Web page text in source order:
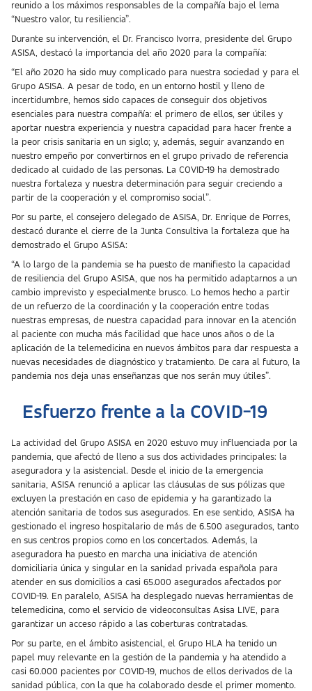
reunido a los máximos responsables de la compañía bajo el lema
“Nuestro valor, tu resiliencia”.
Durante su intervención, el Dr. Francisco Ivorra, presidente del Grupo
ASISA, destacó la importancia del año 2020 para la compañía:
“El año 2020 ha sido muy complicado para nuestra sociedad y para el
Grupo ASISA. A pesar de todo, en un entorno hostil y lleno de
incertidumbre, hemos sido capaces de conseguir dos objetivos
esenciales para nuestra compañía: el primero de ellos, ser útiles y
aportar nuestra experiencia y nuestra capacidad para hacer frente a
la peor crisis sanitaria en un siglo; y, además, seguir avanzando en
nuestro empeño por convertirnos en el grupo privado de referencia
dedicado al cuidado de las personas. La COVID-19 ha demostrado
nuestra fortaleza y nuestra determinación para seguir creciendo a
partir de la cooperación y el compromiso social”.
Por su parte, el consejero delegado de ASISA, Dr. Enrique de Porres,
destacó durante el cierre de la Junta Consultiva la fortaleza que ha
demostrado el Grupo ASISA:
“A lo largo de la pandemia se ha puesto de manifiesto la capacidad
de resiliencia del Grupo ASISA, que nos ha permitido adaptarnos a un
cambio imprevisto y especialmente brusco. Lo hemos hecho a partir
de un refuerzo de la coordinación y la cooperación entre todas
nuestras empresas, de nuestra capacidad para innovar en la atención
al paciente con mucha más facilidad que hace unos años o de la
aplicación de la telemedicina en nuevos ámbitos para dar respuesta a
nuevas necesidades de diagnóstico y tratamiento. De cara al futuro, la
pandemia nos deja unas enseñanzas que nos serán muy útiles”.
Esfuerzo frente a la COVID-19
La actividad del Grupo ASISA en 2020 estuvo muy influenciada por la
pandemia, que afectó de lleno a sus dos actividades principales: la
aseguradora y la asistencial. Desde el inicio de la emergencia
sanitaria, ASISA renunció a aplicar las cláusulas de sus pólizas que
excluyen la prestación en caso de epidemia y ha garantizado la
atención sanitaria de todos sus asegurados. En ese sentido, ASISA ha
gestionado el ingreso hospitalario de más de 6.500 asegurados, tanto
en sus centros propios como en los concertados. Además, la
aseguradora ha puesto en marcha una iniciativa de atención
domiciliaria única y singular en la sanidad privada española para
atender en sus domicilios a casi 65.000 asegurados afectados por
COVID-19. En paralelo, ASISA ha desplegado nuevas herramientas de
telemedicina, como el servicio de videoconsultas Asisa LIVE, para
garantizar un acceso rápido a las coberturas contratadas.
Por su parte, en el ámbito asistencial, el Grupo HLA ha tenido un
papel muy relevante en la gestión de la pandemia y ha atendido a
casi 60.000 pacientes por COVID-19, muchos de ellos derivados de la
sanidad pública, con la que ha colaborado desde el primer momento.